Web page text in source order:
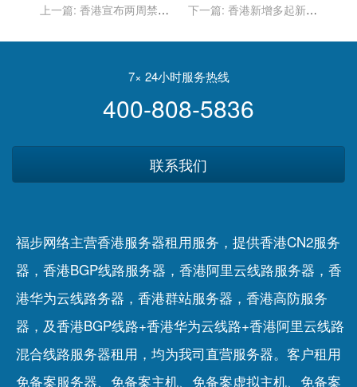
上一篇: 香港宣布两周禁令
下一篇: 香港新增多起新冠
交距离措施
7× 24小时服务热线
400-808-5836
联系我们
福步网络主营香港服务器租用服务，提供香港CN2服务
器，香港BGP线路服务器，香港阿里云线路服务器，香
港华为云线路务器，香港群站服务器，香港高防服务
器，及香港BGP线路+香港华为云线路+香港阿里云线路
混合线路服务器租用，均为我司直营服务器。客户租用
免备案服务器、 免备案主机、 免备案虚拟主机、 免备案